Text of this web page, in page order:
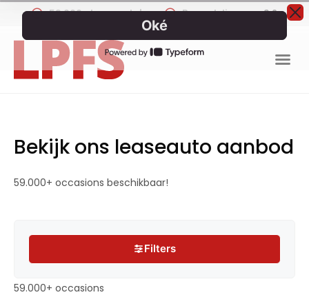
59.000+ leaseauto's Beoordeling van9.2
Bekijk ons leaseauto aanbod
59.000+ occasions beschikbaar!
Filters
59.000+ occasions
59.000+ occasions